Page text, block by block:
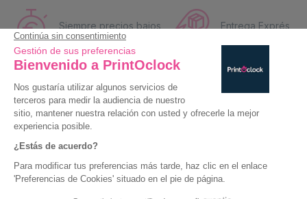
Siempre precios bajos Entrega Exprés
Eco-Responsable
Guía de compra
Características
Guía de impresión